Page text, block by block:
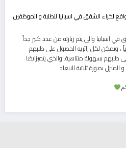
اسبانيا والي يتم زيارته من عدد كبير جداً
10000 اعلان يومياً ، ويمكن لكل زائريه الحصول على طلبهم
طلبهم بسهولة متناهية. والذي يتميزايضا
بصورة ثلاتية الابعاد